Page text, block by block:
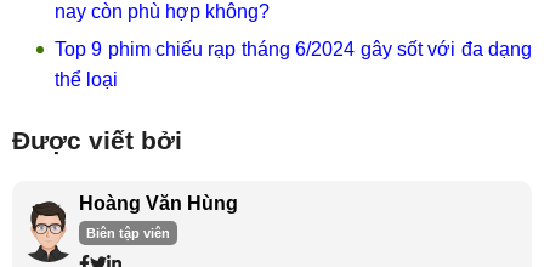
nay còn phù hợp không?
Top 9 phim chiếu rạp tháng 6/2024 gây sốt với đa dạng
thể loại
Được viết bởi
Hoàng Văn Hùng
Biên tập viên